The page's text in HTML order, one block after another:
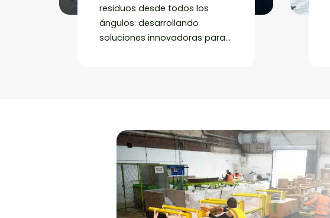
residuos desde todos los
ángulos: desarrollando
soluciones innovadoras para